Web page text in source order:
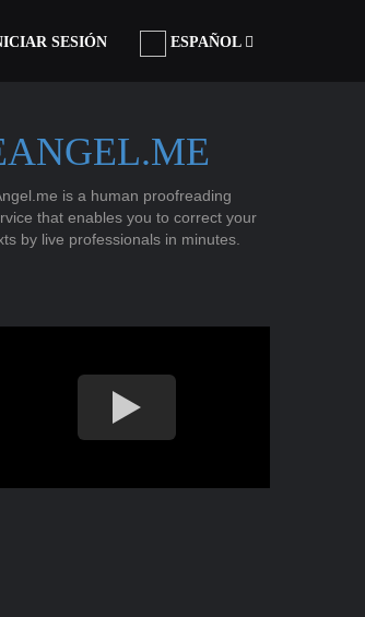
SESIÓN ESPAÑOL
is a human proofreading
that enables you to correct your
by live professionals in minutes.